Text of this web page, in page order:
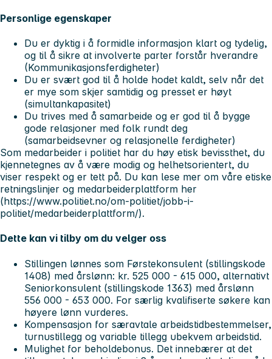
Personlige egenskaper
Du er dyktig i å formidle informasjon klart og tydelig,
og til å sikre at involverte parter forstår hverandre
(Kommunikasjonsferdigheter)
Du er svært god til å holde hodet kaldt, selv når det
er mye som skjer samtidig og presset er høyt
(simultankapasitet)
Du trives med å samarbeide og er god til å bygge
gode relasjoner med folk rundt deg
(samarbeidsevner og relasjonelle ferdigheter)
Som medarbeider i politiet har du høy etisk bevissthet, du
kjennetegnes av å være modig og helhetsorientert, du
viser respekt og er tett på. Du kan lese mer om våre etiske
retningslinjer og medarbeiderplattform her
(https://www.politiet.no/om-politiet/jobb-i-
politiet/medarbeiderplattform/).
Dette kan vi tilby om du velger oss
Stillingen lønnes som Førstekonsulent (stillingskode
1408) med årslønn: kr. 525 000 - 615 000, alternativt
Seniorkonsulent (stillingskode 1363) med årslønn
556 000 - 653 000. For særlig kvalifiserte søkere kan
høyere lønn vurderes.
Kompensasjon for særavtale arbeidstidbestemmelser,
turnustillegg og variable tillegg ubekvem arbeidstid.
Mulighet for beholdebonus. Det innebærer at det